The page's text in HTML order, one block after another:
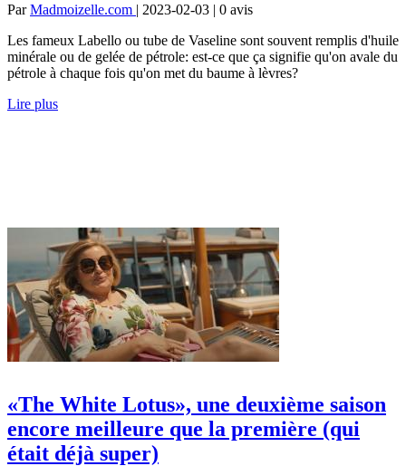
ParMadmoizelle.com | 2023-02-03 | 0 avis
Les fameux Labello ou tube de Vaseline sont souvent remplis d'huile
minérale ou de gelée de pétrole: est-ce que ça signifie qu'on avale du
pétrole à chaque fois qu'on met du baume à lèvres?
Lire plus
«The White Lotus», une deuxième saison
encore meilleure que la première (qui
était déjà super)